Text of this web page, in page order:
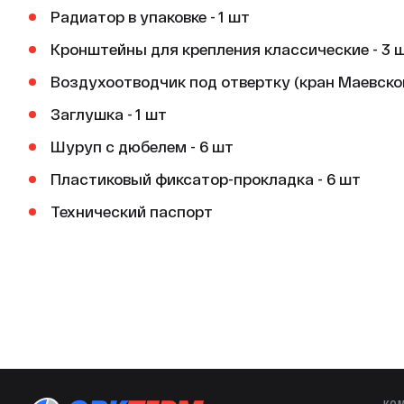
Вид установки (крепления)
Наличие установочной планки крепления
Наличие монтажного комплекта для крепления к
Наличие монтажного комплекта для крепления к
Наличие воздухоотводчика (крана Маевского) и
Радиатор в упаковке - 1 шт
Кронштейны для крепления классические - 3
Воздухоотводчик под отвертку (кран
Заглушка - 1 шт
Шуруп с дюбелем - 6 шт
Пластиковый фиксатор-прокладка - 6 шт
Технический паспорт